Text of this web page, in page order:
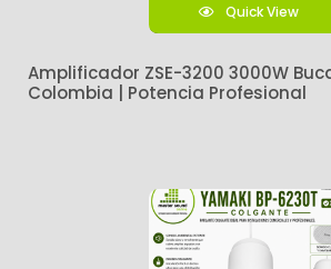
Quick View
Amplificador ZSE-3200 3000W
Colombia | Potencia Profesional